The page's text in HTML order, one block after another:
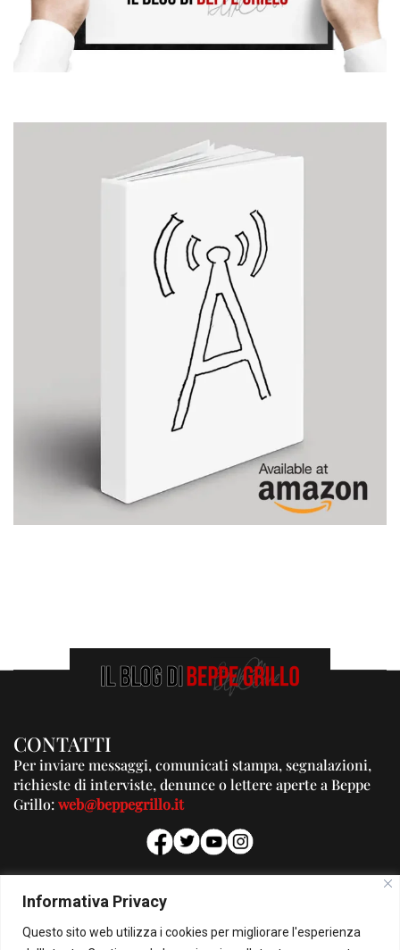
Informativa Privacy
Questo sito web utilizza i cookies per migliorare l'esperienza
CONTATTI
Per inviare messaggi, comunicati stampa, segnalazioni,
richieste di interviste, denunce o lettere aperte a Beppe
Grillo:web@beppegrillo.it
PUBBLICITA'
Per la tua pubblicità su questo Blog:
pubblicita@beppegrillo.it